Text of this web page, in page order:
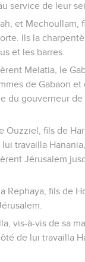
service de leur
et Mechoullam,
Ils la
et les barres.
Melatia, le
de Gabaon et
du gouverneur
Ouzziel, fils de
travailla
Jérusalem
Rephaya, fils de
vis-à-vis de sa
de lui travailla